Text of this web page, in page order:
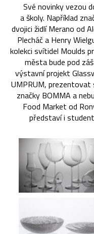
Své novinky vezou
a školy. Například
dvojici židlí Merano od
Plecháč a Henry
kolekci svítidel Moulds
města bude pod
výstavní projekt
UMPRUM, prezentovat
značky BOMMA a
Food Market od
představí i